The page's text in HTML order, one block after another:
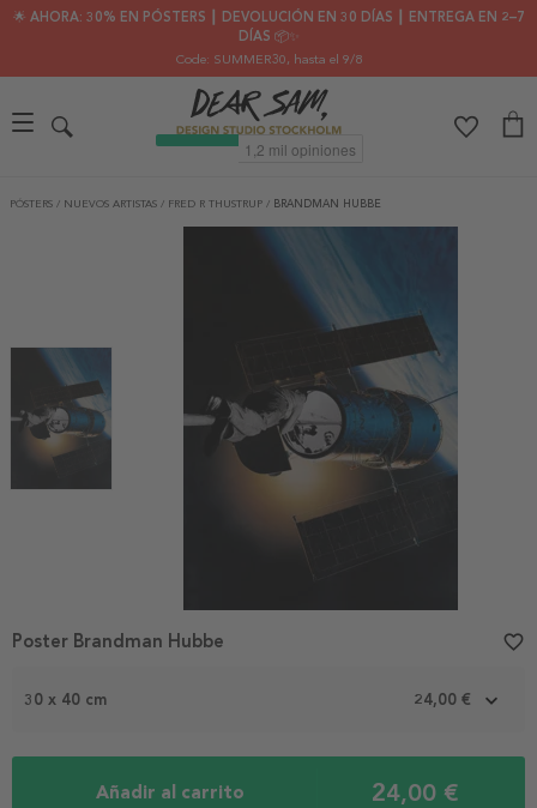
🌟 AHORA: 30% EN PÓSTERS ┃ DEVOLUCIÓN EN 30 DÍAS ┃ ENTREGA EN 2–7
DÍAS 📦✨
Code: SUMMER30, hasta el 9/8
PÓSTERS / NUEVOS ARTISTAS / FRED R THUSTRUP / BRANDMAN HUBBE
30 x 40 cm 24,00 €
Añadir al carrito 24,00 €
Poster Brandman Hubbe favorite_border